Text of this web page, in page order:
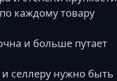
каждому товару
и больше путает
селлеру нужно быть